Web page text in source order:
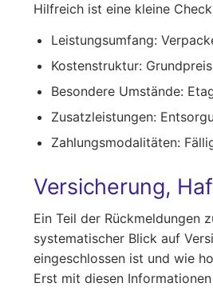
Hilfreich ist eine kleine
Leistungsumfang:
Kostenstruktur:
Besondere Umstände:
Zusatzleistungen:
Zahlungsmodalitäten:
Versicherung,
Ein Teil der Rückmeldungen
systematischer Blick auf
eingeschlossen ist und wie
Erst mit diesen